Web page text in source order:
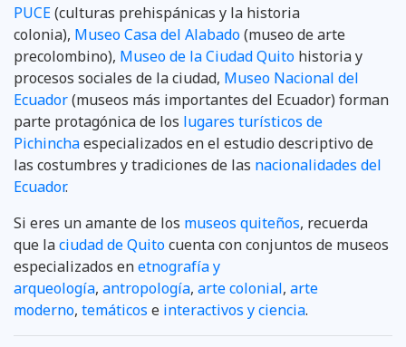
PUCE(culturas prehispánicas y la historia
colonia), Museo Casa del Alabado(museo de arte
precolombino), Museo de la Ciudad Quito historia y
procesos sociales de la ciudad, Museo Nacional del
Ecuador(museos más importantes del Ecuador) forman
parte protagónica de los lugares turísticos de
Pichinchaespecializados en el estudio descriptivo de
las costumbres y tradiciones de las nacionalidades del
Ecuador.
Si eres un amante de los museos quiteños, recuerda
que laciudad de Quitocuenta con conjuntos de museos
especializados enetnografía y
arqueología, antropología, arte colonial, arte
moderno, temáticos e interactivos y ciencia.